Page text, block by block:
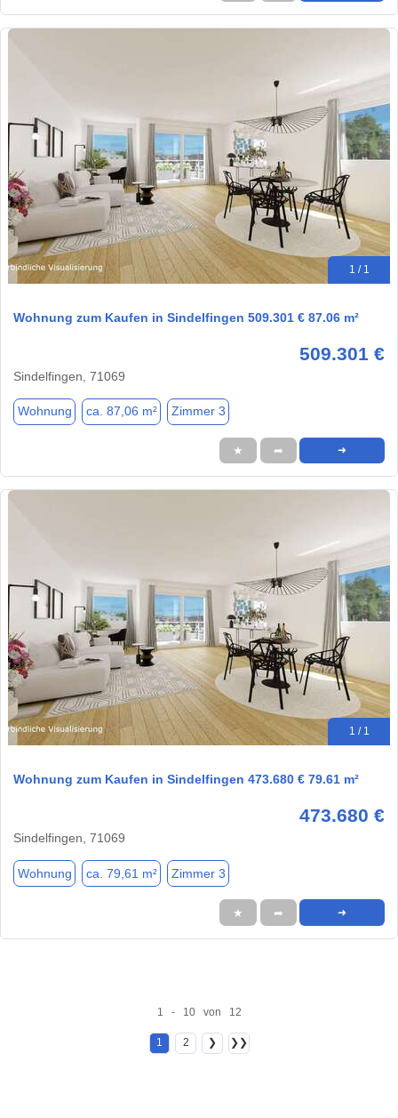
1 / 1
Wohnung zum Kaufen in Sindelfingen 509.301 € 87.06 m²
509.301 €
Sindelfingen, 71069
Wohnung ca. 87,06 m² Zimmer 3
★ ➦ ➜
1 / 1
Wohnung zum Kaufen in Sindelfingen 473.680 € 79.61 m²
473.680 €
Sindelfingen, 71069
Wohnung ca. 79,61 m² Zimmer 3
★ ➦ ➜
1 - 10 von 12
1 2 ❯ ❯❯